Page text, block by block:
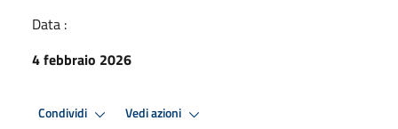
Data :
4 febbraio 2026
Condividi Vedi azioni